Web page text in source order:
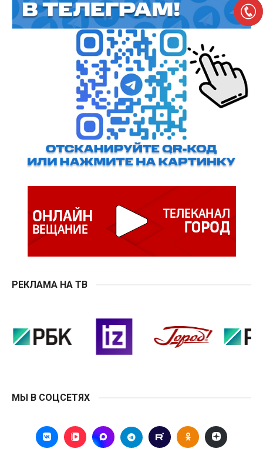
РЕКЛАМА НА ТВ
МЫ В СОЦСЕТЯХ